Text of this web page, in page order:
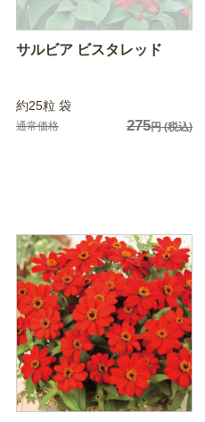
サルビア ビスタレッド
約25粒 袋
通常価格 275円(税込)